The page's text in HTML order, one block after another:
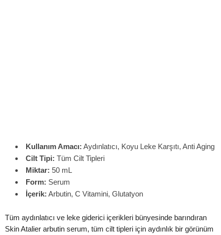
Kullanım Amacı: Aydınlatıcı, Koyu Leke Karşıtı, Anti Aging
Cilt Tipi: Tüm Cilt Tipleri
Miktar: 50 mL
Form: Serum
İçerik: Arbutin, C Vitamini, Glutatyon
Tüm aydınlatıcı ve leke giderici içerikleri bünyesinde barındıran
Skin Atalier arbutin serum, tüm cilt tipleri için aydınlık bir görünüm